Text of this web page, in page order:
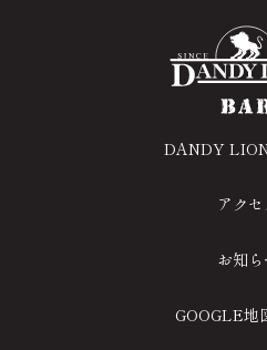
DANDY
アクセ
お知ら
GOOGLE地